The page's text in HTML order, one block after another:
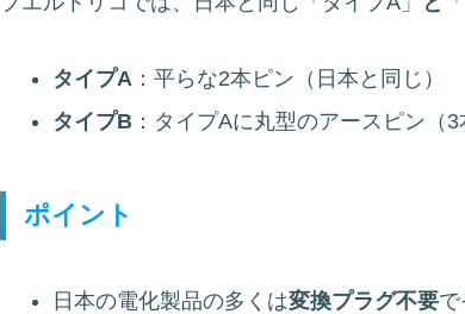
タイプA：平らな2本ピン（日本と同じ）
タイプB：タイプAに丸型のアースピン（3
ポイント
日本の電化製品の多くは変換プラグ不要で